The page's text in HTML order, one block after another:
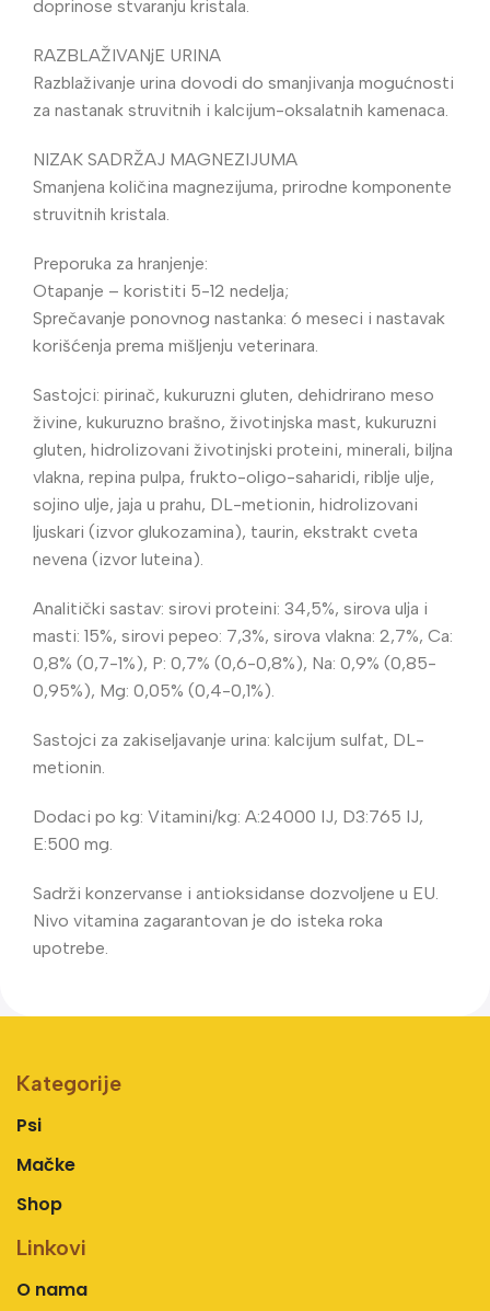
doprinose stvaranju kristala.
RAZBLAŽIVANjE URINA
Razblaživanje urina dovodi do smanjivanja mogućnosti
za nastanak struvitnih i kalcijum-oksalatnih kamenaca.
NIZAK SADRŽAJ MAGNEZIJUMA
Smanjena količina magnezijuma, prirodne komponente
struvitnih kristala.
Preporuka za hranjenje:
Otapanje – koristiti 5-12 nedelja;
Sprečavanje ponovnog nastanka: 6 meseci i nastavak
korišćenja prema mišljenju veterinara.
Sastojci: pirinač, kukuruzni gluten, dehidrirano meso
živine, kukuruzno brašno, životinjska mast, kukuruzni
gluten, hidrolizovani životinjski proteini, minerali, biljna
vlakna, repina pulpa, frukto-oligo-saharidi, riblje ulje,
sojino ulje, jaja u prahu, DL-metionin, hidrolizovani
ljuskari (izvor glukozamina), taurin, ekstrakt cveta
nevena (izvor luteina).
Analitički sastav: sirovi proteini: 34,5%, sirova ulja i
masti: 15%, sirovi pepeo: 7,3%, sirova vlakna: 2,7%, Ca:
0,8% (0,7-1%), P: 0,7% (0,6-0,8%), Na: 0,9% (0,85-
0,95%), Mg: 0,05% (0,4-0,1%).
Sastojci za zakiseljavanje urina: kalcijum sulfat, DL-
metionin.
Dodaci po kg: Vitamini/kg: A:24000 IJ, D3:765 IJ,
E:500 mg.
Sadrži konzervanse i antioksidanse dozvoljene u EU.
Nivo vitamina zagarantovan je do isteka roka
upotrebe.
Kategorije
Psi
Mačke
Shop
Linkovi
O nama